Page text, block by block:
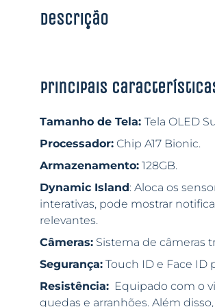
Descrição
Principais
Tamanho de Tela: Tela OLED
Processador:Chip A17 Bionic.
Armazenamento:128GB.
Dynamic Island: Aloca os
interativas, pode mostrar
relevantes.
Câmeras:Sistema de câmeras
Segurança:Touch ID e Face ID
Resistência:Equipado com o
quedas e arranhões. Além